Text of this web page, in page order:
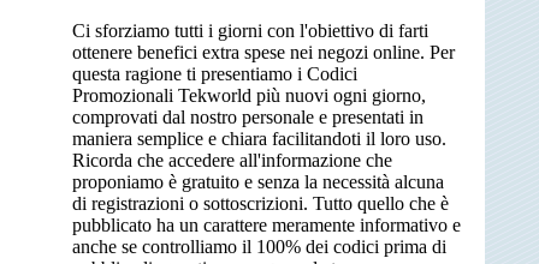
Ci sforziamo tutti i giorni con l'obiettivo di farti
ottenere benefici extra spese nei negozi online. Per
questa ragione ti presentiamo i Codici
Promozionali Tekworld più nuovi ogni giorno,
comprovati dal nostro personale e presentati in
maniera semplice e chiara facilitandoti il loro uso.
Ricorda che accedere all'informazione che
proponiamo è gratuito e senza la necessità alcuna
di registrazioni o sottoscrizioni. Tutto quello che è
pubblicato ha un carattere meramente informativo e
anche se controlliamo il 100% dei codici prima di